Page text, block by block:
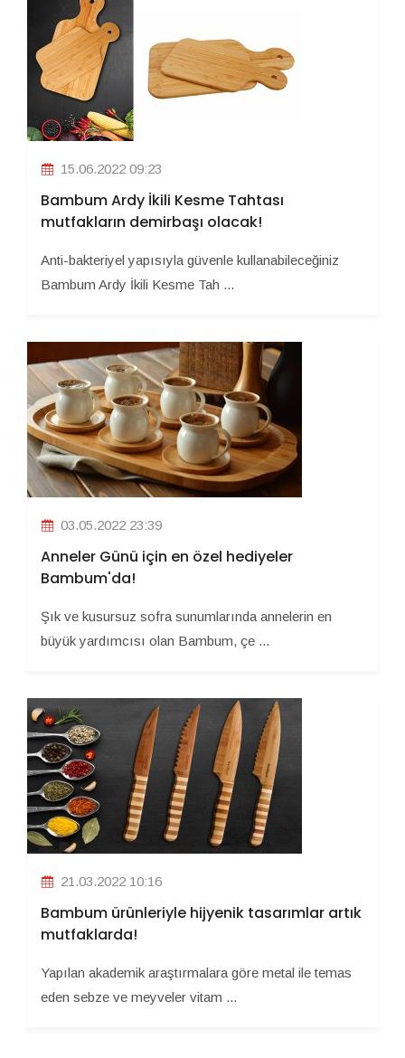
15.06.2022 09:23
Bambum Ardy İkili Kesme Tahtası
mutfakların demirbaşı olacak!
Anti-bakteriyel yapısıyla güvenle kullanabileceğiniz
Bambum Ardy İkili Kesme Tah ...
03.05.2022 23:39
Anneler Günü için en özel hediyeler
Bambum'da!
Şık ve kusursuz sofra sunumlarında annelerin en
büyük yardımcısı olan Bambum, çe ...
21.03.2022 10:16
Bambum ürünleriyle hijyenik tasarımlar artık
mutfaklarda!
Yapılan akademik araştırmalara göre metal ile temas
eden sebze ve meyveler vitam ...